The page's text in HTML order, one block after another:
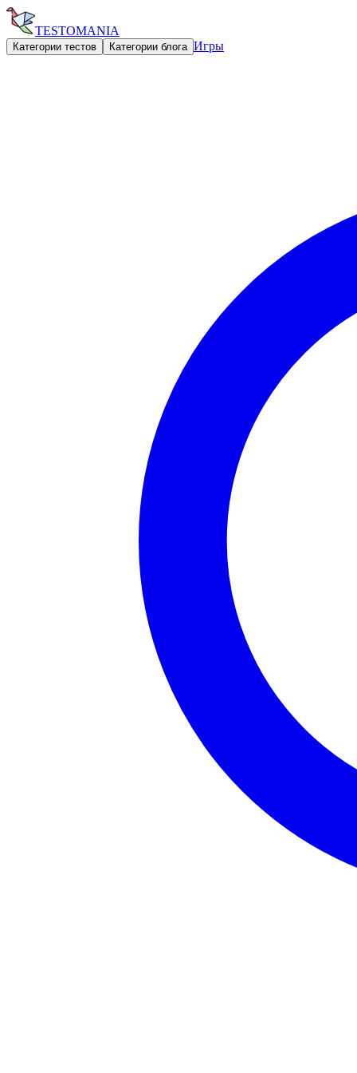
TESTOMANIA
Категории тестов Категории блога Игры